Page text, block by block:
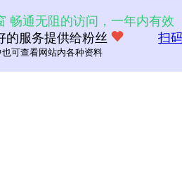
畅通无阻的访问，一年内有效
的服务提供给粉丝
扫
可查看网站内各种资料